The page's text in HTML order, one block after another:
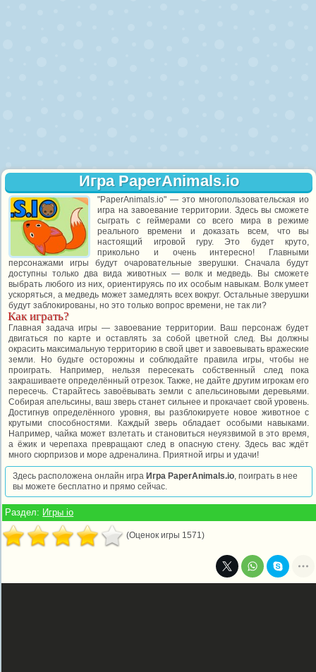
Игра PaperAnimals.io
"PaperAnimals.io" — это многопользовательская ио
игра на завоевание территории. Здесь вы сможете
сыграть с геймерами со всего мира в режиме
реального времени и доказать всем, что вы
настоящий игровой гуру. Это будет круто,
прикольно и очень интересно! Главными
персонажами игры будут очаровательные зверушки. Сначала будут
доступны только два вида животных — волк и медведь. Вы сможете
выбрать любого из них, ориентируясь по их особым навыкам. Волк умеет
ускоряться, а медведь может замедлять всех вокруг. Остальные зверушки
будут заблокированы, но это только вопрос времени, не так ли?
Как играть?
Главная задача игры — завоевание территории. Ваш персонаж будет
двигаться по карте и оставлять за собой цветной след. Вы должны
окрасить максимальную территорию в свой цвет и завоевывать вражеские
земли. Но будьте осторожны и соблюдайте правила игры, чтобы не
проиграть. Например, нельзя пересекать собственный след пока
закрашиваете определённый отрезок. Также, не дайте другим игрокам его
пересечь. Старайтесь завоёвывать земли с апельсиновыми деревьями.
Собирая апельсины, ваш зверь станет сильнее и прокачает свой уровень.
Достигнув определённого уровня, вы разблокируете новое животное с
крутыми способностями. Каждый зверь обладает особыми навыками.
Например, чайка может взлетать и становиться неуязвимой в это время,
а ёжик и черепаха превращают след в опасную стену. Здесь вас ждёт
много сюрпризов и море адреналина. Приятной игры и удачи!
Здесь расположена онлайн игра Игра PaperAnimals.io, поиграть в нее
вы можете бесплатно и прямо сейчас.
Раздел: Игры io
(Оценок игры 1571)